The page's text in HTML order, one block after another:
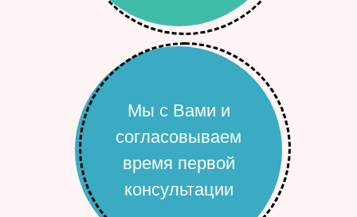
Мы с Вами и
согласовываем
время первой
консультации